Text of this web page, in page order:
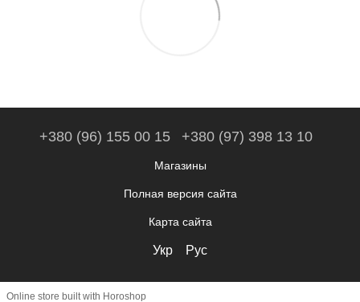
+380 (96) 155 00 15 +380 (97) 398 13 10
Магазины
Полная версия сайта
Карта сайта
Укр Рус
Online store built with Horoshop